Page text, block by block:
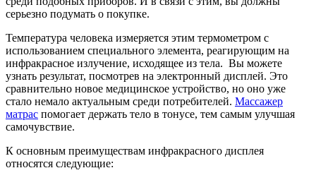
серьезно подумать о покупке.
Температура человека измеряется этим термометром с
использованием специального элемента, реагирующим на
инфракрасное излучение, исходящее из тела. Вы можете
узнать результат, посмотрев на электронный дисплей. Это
сравнительно новое медицинское устройство, но оно уже
стало немало актуальным среди потребителей. Массажер
матрас помогает держать тело в тонусе, тем самым улучшая
самочувствие.
К основным преимуществам инфракрасного дисплея
относятся следующие: